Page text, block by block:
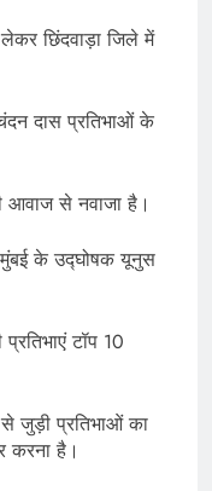
छिंदवाड़ा जिले में
दास प्रतिभाओं के
आवाज से नवाजा है।
के उद्घोषक यूनुस
टॉप 10
जुड़ी प्रतिभाओं का
करना है।